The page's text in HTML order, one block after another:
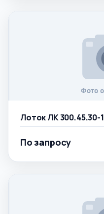
Лоток ЛК 300.45.30-1
По запросу